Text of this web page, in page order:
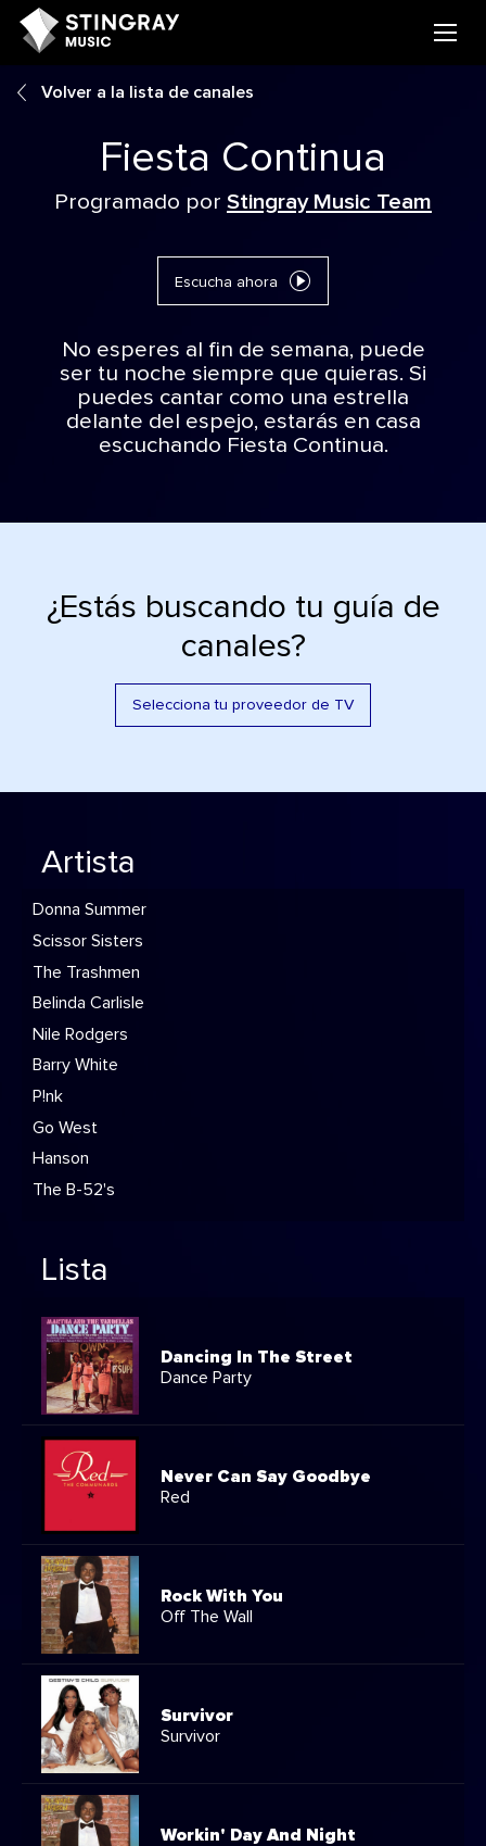
Volver a la lista de canales
Fiesta Continua
Programado por Stingray Music Team
Escucha ahora
No esperes al fin de semana, puede
ser tu noche siempre que quieras. Si
puedes cantar como una estrella
delante del espejo, estarás en casa
escuchando Fiesta Continua.
¿Estás buscando tu guía de
canales?
Selecciona tu proveedor de TV
Artista
Donna Summer
Scissor Sisters
The Trashmen
Belinda Carlisle
Nile Rodgers
Barry White
P!nk
Go West
Hanson
The B-52's
Lista
Dancing In The Street
Dance Party
Never Can Say Goodbye
Red
Rock With You
Off The Wall
Survivor
Survivor
Workin' Day And Night